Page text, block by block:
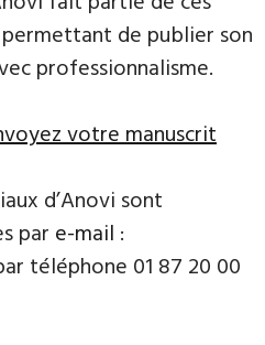
de publier son
professionnalisme.
votre manuscrit
d’Anovi sont
par e-mail :
téléphone 01 87 20 00